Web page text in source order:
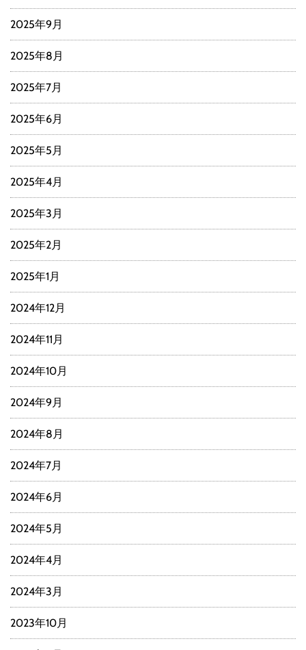
2025年9月
2025年8月
2025年7月
2025年6月
2025年5月
2025年4月
2025年3月
2025年2月
2025年1月
2024年12月
2024年11月
2024年10月
2024年9月
2024年8月
2024年7月
2024年6月
2024年5月
2024年4月
2024年3月
2023年10月